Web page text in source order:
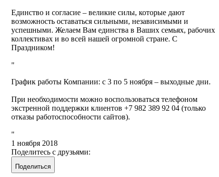
Единство и согласие – великие силы, которые дают
возможность оставаться сильными, независимыми и
успешными. Желаем Вам единства в Ваших семьях, рабочих
коллективах и во всей нашей огромной стране. С
Праздником!
График работы Компании: с 3 по 5 ноября – выходные дни.
При необходимости можно воспользоваться телефоном
экстренной поддержки клиентов +7 982 389 92 04 (только
отказы работоспособности сайтов).
1 ноября 2018
Поделитесь с друзьями:
Поделиться